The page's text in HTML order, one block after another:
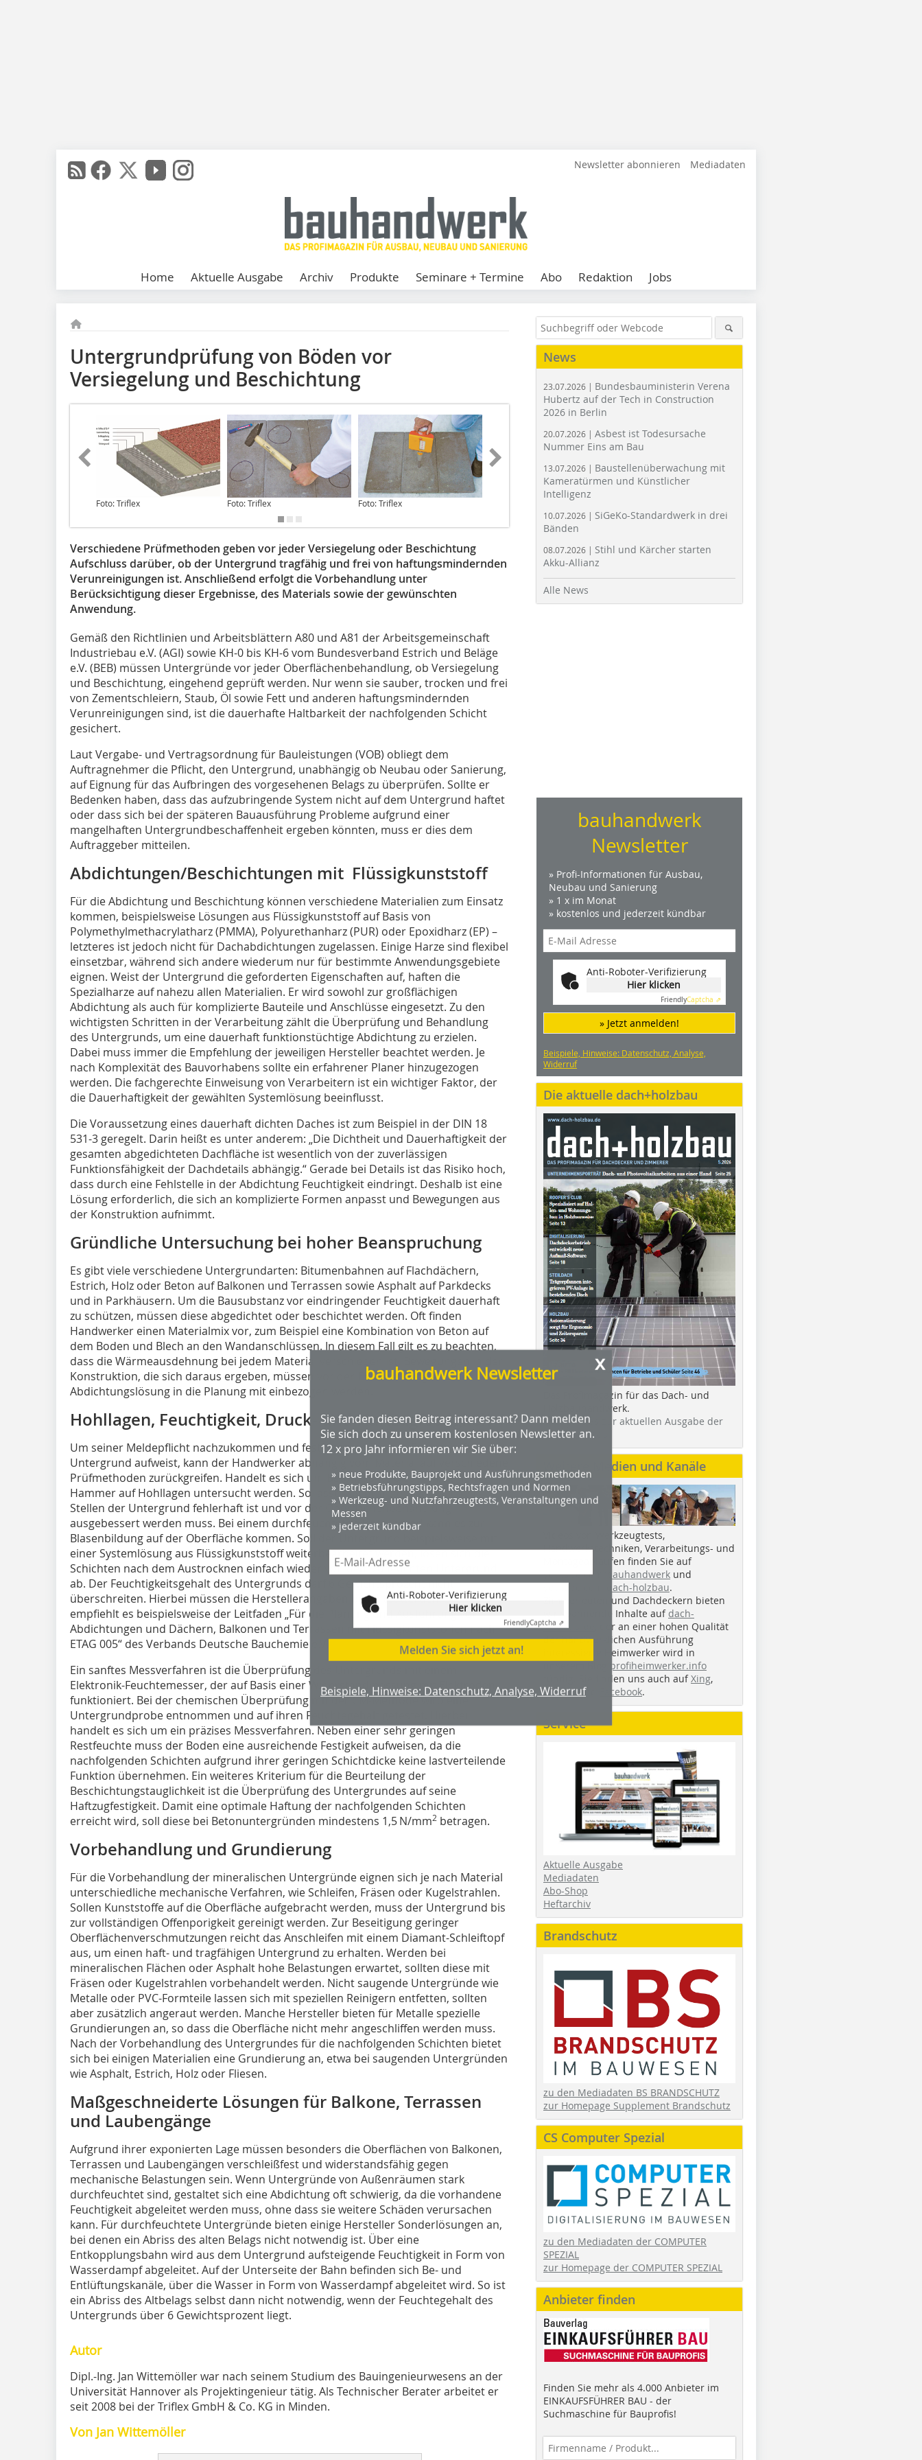
Newsletter abonnieren Mediadaten
Home Aktuelle Ausgabe Archiv Produkte Seminare + Termine Abo Redaktion Jobs
Untergrundprüfung von Böden vor
Versiegelung und Beschichtung
Foto: Triflex Foto: Triflex Foto: Triflex
Verschiedene Prüfmethoden geben vor jeder Versiegelung oder Beschichtung
Aufschluss darüber, ob der Untergrund tragfähig und frei von haftungsmindernden
Verunreinigungen ist. Anschließend erfolgt die Vorbehandlung unter
Berücksichtigung dieser Ergebnisse, des Materials sowie der gewünschten
Anwendung.
Gemäß den Richtlinien und Arbeitsblättern A80 und A81 der Arbeitsgemeinschaft
Industriebau e.V. (AGI) sowie KH-0 bis KH-6 vom Bundesverband Estrich und Beläge
e.V. (BEB) müssen Untergründe vor jeder Oberflächenbehandlung, ob Versiegelung
und Beschichtung, eingehend geprüft werden. Nur wenn sie sauber, trocken und frei
von Zementschleiern, Staub, Öl sowie Fett und anderen haftungsmindernden
Verunreinigungen sind, ist die dauerhafte Haltbarkeit der nachfolgenden Schicht
gesichert.
Laut Vergabe- und Vertragsordnung für Bauleistungen (VOB) obliegt dem
Auftragnehmer die Pflicht, den Untergrund, unabhängig ob Neubau oder Sanierung,
auf Eignung für das Aufbringen des vorgesehenen Belags zu überprüfen. Sollte er
Bedenken haben, dass das aufzubringende System nicht auf dem Untergrund haftet
oder dass sich bei der späteren Bauausführung Probleme aufgrund einer
mangelhaften Untergrundbeschaffenheit ergeben könnten, muss er dies dem
Auftraggeber mitteilen.
Abdichtungen/Beschichtungen mit Flüssigkunststoff
Für die Abdichtung und Beschichtung können verschiedene Materialien zum Einsatz
kommen, beispielsweise Lösungen aus Flüssigkunststoff auf Basis von
Polymethylmethacrylatharz (PMMA), Polyurethanharz (PUR) oder Epoxidharz (EP) –
letzteres ist jedoch nicht für Dachabdichtungen zugelassen. Einige Harze sind flexibel
einsetzbar, während sich andere wiederum nur für bestimmte Anwendungsgebiete
eignen. Weist der Untergrund die geforderten Eigenschaften auf, haften die
Spezialharze auf nahezu allen Materialien. Er wird sowohl zur großflächigen
Abdichtung als auch für komplizierte Bauteile und Anschlüsse eingesetzt. Zu den
wichtigsten Schritten in der Verarbeitung zählt die Überprüfung und Behandlung
des Untergrunds, um eine dauerhaft funktionstüchtige Abdichtung zu erzielen.
Dabei muss immer die Empfehlung der jeweiligen Hersteller beachtet werden. Je
nach Komplexität des Bauvorhabens sollte ein erfahrener Planer hinzugezogen
werden. Die fachgerechte Einweisung von Verarbeitern ist ein wichtiger Faktor, der
die Dauerhaftigkeit der gewählten Systemlösung beeinflusst.
Die Voraussetzung eines dauerhaft dichten Daches ist zum Beispiel in der DIN 18
531-3 geregelt. Darin heißt es unter anderem: „Die Dichtheit und Dauerhaftigkeit der
gesamten abgedichteten Dachfläche ist wesentlich von der zuverlässigen
Funktionsfähigkeit der Dachdetails abhängig.“ Gerade bei Details ist das Risiko hoch,
dass durch eine Fehlstelle in der Abdichtung Feuchtigkeit eindringt. Deshalb ist eine
Lösung erforderlich, die sich an komplizierte Formen anpasst und Bewegungen aus
der Konstruktion aufnimmt.
Gründliche Untersuchung bei hoher Beanspruchung
Es gibt viele verschiedene Untergrundarten: Bitumenbahnen auf Flachdächern,
Estrich, Holz oder Beton auf Balkonen und Terrassen sowie Asphalt auf Parkdecks
und in Parkhäusern. Um die Bausubstanz vor eindringender Feuchtigkeit dauerhaft
zu schützen, müssen diese abgedichtet oder beschichtet werden. Oft finden
Handwerker einen Materialmix vor, zum Beispiel eine Kombination von Beton auf
dem Boden und Blech an den Wandanschlüssen. In diesem Fall gilt es zu beachten,
dass die Wärmeausdehnung bei jedem Material verschieden ist. Bewegungen in der
Konstruktion, die sich daraus ergeben, müssen vor der Entscheidung für eine
Abdichtungslösung in die Planung mit einbezogen werden.
Hohllagen, Feuchtigkeit, Druck- und Haftzugfestigkeit
Um seiner Meldepflicht nachzukommen und festzustellen, welche Eigenschaften der
Untergrund aufweist, kann der Handwerker abhängig vom Material auf verschiedene
Prüfmethoden zurückgreifen. Handelt es sich um Beton, sollte dieser mit einem
Hammer auf Hohllagen untersucht werden. So lässt sich ermitteln, an welchen
Stellen der Untergrund fehlerhaft ist und vor der Oberflächenbehandlung
ausgebessert werden muss. Bei einem durchfeuchteten Untergrund kann es zur
Blasenbildung auf der Oberfläche kommen. Soll der Untergrund beispielsweise mit
einer Systemlösung aus Flüssigkunststoff weiterbearbeitet werden, lösen sich die
Schichten nach dem Austrocknen einfach wieder von dem zu feuchten Untergrund
ab. Der Feuchtigkeitsgehalt des Untergrunds darf 6 Gewichtsprozent nicht
überschreiten. Hierbei müssen die Herstellerangaben beachtet werden. So
empfiehlt es beispielsweise der Leitfaden „Für die Planung und Ausführung von
Abdichtungen und Dächern, Balkonen und Terrassen mit Flüssigkunststoffen nach
ETAG 005“ des Verbands Deutsche Bauchemie e.V.
Ein sanftes Messverfahren ist die Überprüfung des Untergrunds mit einem
Elektronik-Feuchtemesser, der auf Basis einer Widerstandmessung mit Elektroden
funktioniert. Bei der chemischen Überprüfung mit der CM-Methode wird eine
Untergrundprobe entnommen und auf ihren Feuchtegehalt getestet. Hierbei
handelt es sich um ein präzises Messverfahren. Neben einer sehr geringen
Restfeuchte muss der Boden eine ausreichende Festigkeit aufweisen, da die
nachfolgenden Schichten aufgrund ihrer geringen Schichtdicke keine lastverteilende
Funktion über­nehmen. Ein weiteres Kriterium für die Beurteilung der
Beschichtungstauglichkeit ist die Überprüfung des Untergrundes auf seine
Haftzugfestigkeit. Damit eine optimale Haftung der nachfolgenden Schichten
erreicht wird, soll diese bei Betonuntergründen mindestens 1,5 N/mm2 betragen.
Vorbehandlung und Grundierung
Für die Vorbehandlung der mineralischen Untergründe eignen sich je nach Material
unterschiedliche mechanische Verfahren, wie Schleifen, Fräsen oder Kugelstrahlen.
Sollen Kunststoffe auf die Oberfläche aufgebracht werden, muss der Untergrund bis
zur vollständigen Offenporigkeit gereinigt werden. Zur Beseitigung geringer
Oberflächenverschmutzungen reicht das Anschleifen mit einem Diamant-Schleiftopf
aus, um einen haft- und tragfähigen Untergrund zu erhalten. Werden bei
mineralischen Flächen oder Asphalt hohe Belastungen erwartet, sollten diese mit
Fräsen oder Kugelstrahlen vorbehandelt werden. Nicht saugende Untergründe wie
Metalle oder PVC-Formteile lassen sich mit speziellen Reinigern entfetten, sollten
aber zusätzlich angeraut werden. Manche Hersteller bieten für Metalle spezielle
Grundierungen an, so dass die Oberfläche nicht mehr angeschliffen werden muss.
Nach der Vorbehandlung des Untergrundes für die nachfolgenden Schichten bietet
sich bei einigen Materialien eine Grundierung an, etwa bei saugenden Untergründen
wie Asphalt, Estrich, Holz oder Fliesen.
Maßgeschneiderte Lösungen für Balkone, Terrassen
und Laubengänge
Aufgrund ihrer exponierten Lage müssen besonders die Oberflächen von Balkonen,
Terrassen und Laubengängen verschleißfest und widerstandsfähig gegen
mechanische Belastungen sein. Wenn Untergründe von Außenräumen stark
durchfeuchtet sind, gestaltet sich eine Abdichtung oft schwierig, da die vorhandene
Feuchtigkeit abgeleitet werden muss, ohne dass sie weitere Schäden verursachen
kann. Für durchfeuchtete Untergründe bieten einige Hersteller Sonderlösungen an,
bei denen ein Abriss des alten Belags nicht notwendig ist. Über eine
Entkopplungsbahn wird aus dem Untergrund aufsteigende Feuchtigkeit in Form von
Wasserdampf abgeleitet. Auf der Unterseite der Bahn befinden sich Be- und
Entlüftungskanäle, über die Wasser in Form von Wasserdampf abgeleitet wird. So ist
ein Abriss des Altbelags selbst dann nicht notwendig, wenn der Feuchtegehalt des
Untergrunds über 6 Gewichtsprozent liegt.
Autor
Dipl.-Ing. Jan Wittemöller war nach seinem Studium des Bauingenieurwesens an der
Universität Hannover als Projektingenieur tätig. Als Technischer Berater arbeitet er
seit 2008 bei der Triflex GmbH & Co. KG in Minden.
Von Jan Wittemöller
x
bauhandwerk Newsletter
Sie fanden diesen Beitrag interessant? Dann melden
Sie sich doch zu unserem kostenlosen Newsletter an.
12 x pro Jahr informieren wir Sie über:
» neue Produkte, Bauprojekt und Ausführungsmethoden
» Betriebsführungstipps, Rechtsfragen und Normen
» Werkzeug- und Nutzfahrzeugtests, Veranstaltungen und
Messen
» jederzeit kündbar
Anti-Roboter-Verifizierung
Hier klicken
FriendlyCaptcha ⇗
Melden Sie sich jetzt an!
Beispiele, Hinweise: Datenschutz, Analyse, Widerruf
News
23.07.2026 | Bundesbauministerin Verena
Hubertz auf der Tech in Construction
2026 in Berlin
20.07.2026 | Asbest ist Todesursache
Nummer Eins am Bau
13.07.2026 | Baustellenüberwachung mit
Kameratürmen und Künstlicher
Intelligenz
10.07.2026 | SiGeKo-Standardwerk in drei
Bänden
08.07.2026 | Stihl und Kärcher starten
Akku-Allianz
Alle News
bauhandwerk
Newsletter
» Profi-Informationen für Ausbau,
Neubau und Sanierung
» 1 x im Monat
» kostenlos und jederzeit kündbar
Anti-Roboter-Verifizierung
Hier klicken
FriendlyCaptcha ⇗
» Jetzt anmelden!
Beispiele, Hinweise: Datenschutz, Analyse,
Widerruf
Die aktuelle dach+holzbau
Das Profimagazin für das Dach- und
Holzbauhandwerk.
Hier geht es zur aktuellen Ausgabe der
dach+holzbau.
Weitere Medien und Kanäle
Videos von Werkzeugtests,
Handwerkstechniken, Verarbeitungs- und
Montageabläufen finden Sie auf
youtube.com/bauhandwerk und
youtube.com/dach-holzbau.
Zimmerleuten und Dachdeckern bieten
wir spannende Inhalte auf dach-
holzbau.de
, der an einer hohen Qualität
der handwerklichen Ausführung
interessierte Heimwerker wird in
unserem Blog
profiheimwerker.info
fündig. Sie finden uns auch aufXing,
Twitterund Facebook.
Service
Aktuelle Ausgabe
Mediadaten
Abo-Shop
Heftarchiv
Brandschutz
zu den Mediadaten BS BRANDSCHUTZ
zur Homepage Supplement Brandschutz
CS Computer Spezial
zu den Mediadaten der COMPUTER
SPEZIAL
zur Homepage der COMPUTER SPEZIAL
Anbieter finden
Finden Sie mehr als 4.000 Anbieter im
EINKAUFSFÜHRER BAU - der
Suchmaschine für Bauprofis!